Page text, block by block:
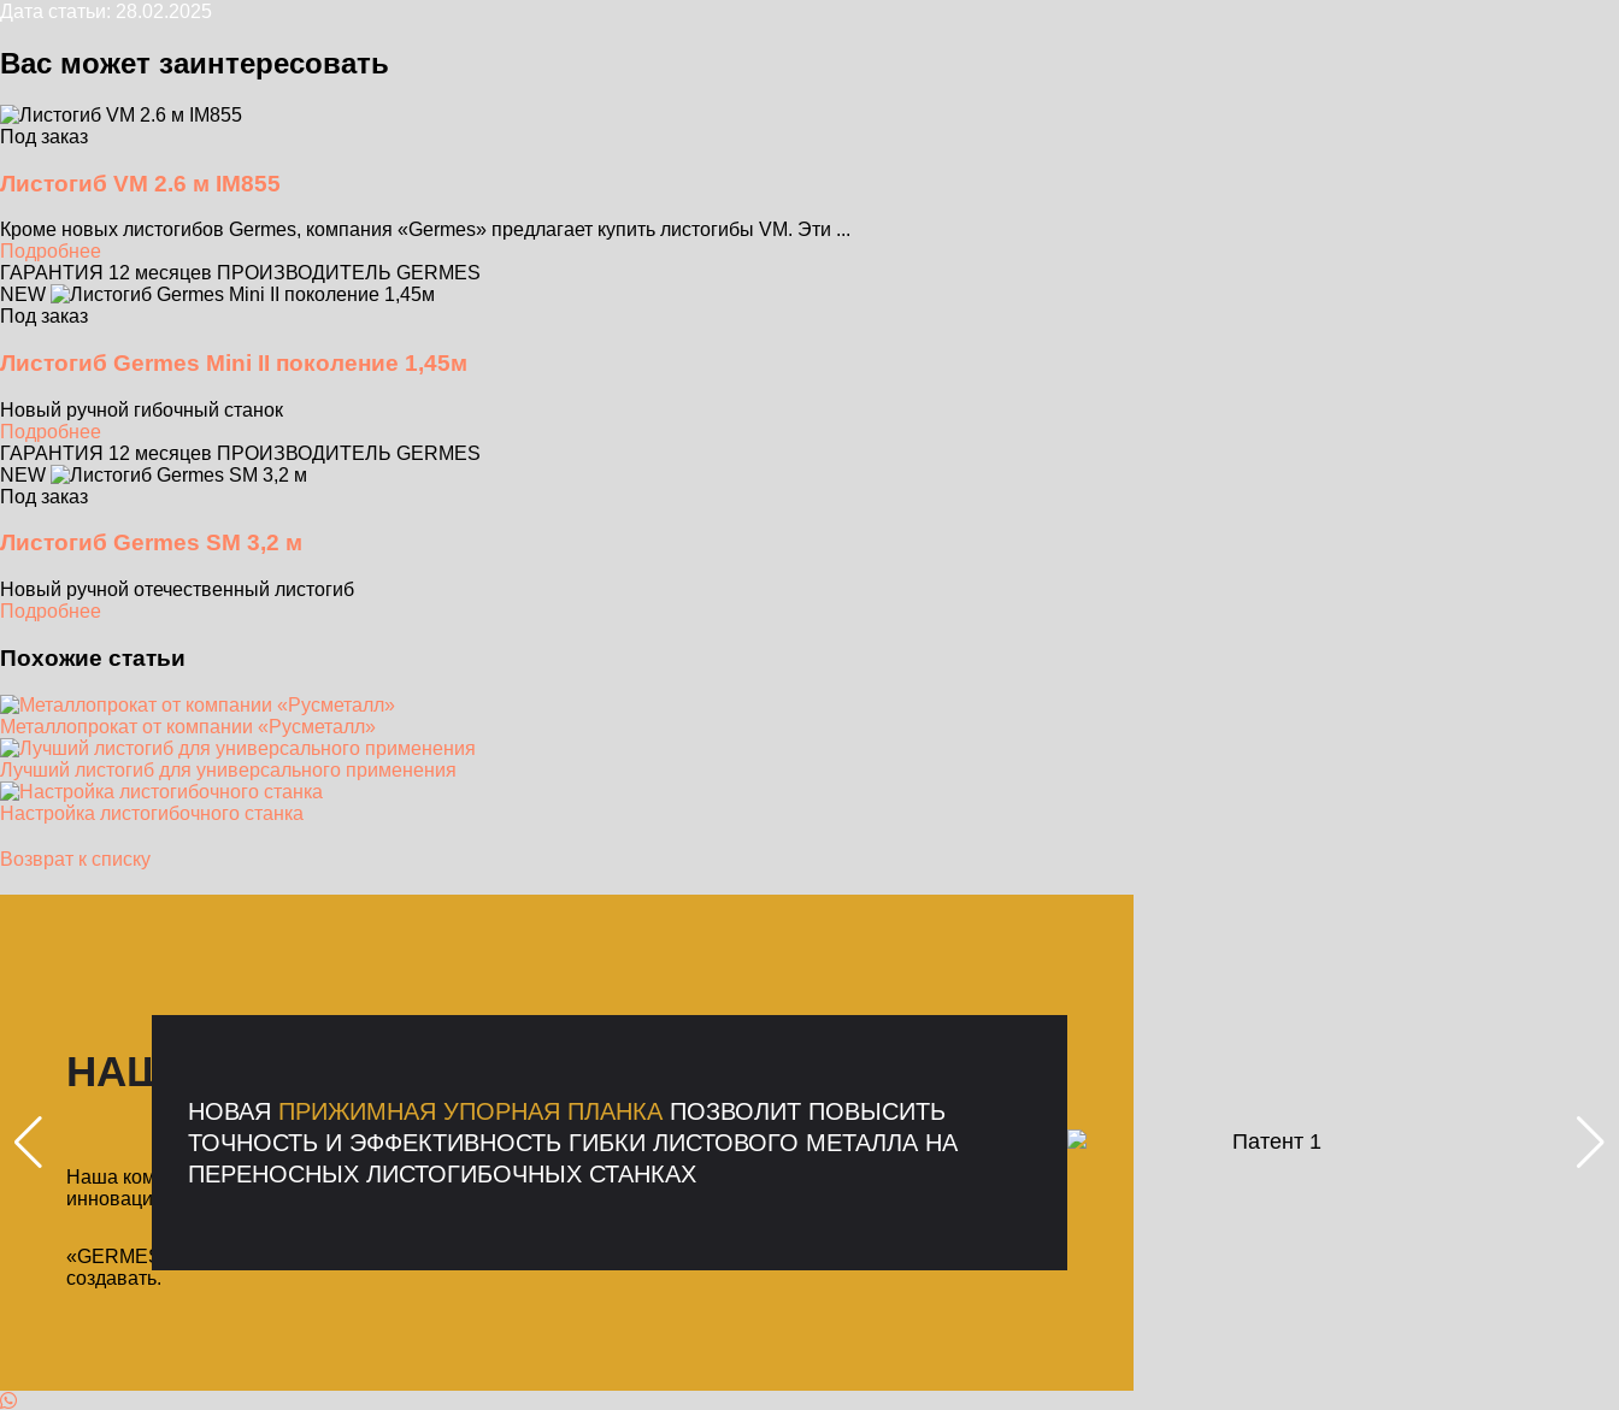
Дата статьи: 28.02.2025
Вас может заинтересовать
Под заказ
Листогиб VM 2.6 м IM855
Кроме новых листогибов Germes, компания «Germes» предлагает купить листогибы VM. Эти ...
Подробнее
ГАРАНТИЯ 12 месяцев ПРОИЗВОДИТЕЛЬ GERMES
NEW
Под заказ
Листогиб Germes Mini II поколение 1,45м
Новый ручной гибочный станок
Подробнее
ГАРАНТИЯ 12 месяцев ПРОИЗВОДИТЕЛЬ GERMES
NEW
Под заказ
Листогиб Germes SM 3,2 м
Новый ручной отечественный листогиб
Подробнее
Похожие статьи
Металлопрокат от компании «Русметалл»
Лучший листогиб для универсального применения
Настройка листогибочного станка
Возврат к списку
НАШИ ПАТЕНТЫ
Наша компания «GERMES» известна не только своими высококачественными продуктами, но и своими
инновационными идеями.
«GERMES» является примером того, как успешное предприятие может не только успешно продавать, но и
создавать.
НОВАЯ ПРИЖИМНАЯ УПОРНАЯ ПЛАНКАПОЗВОЛИТ ПОВЫСИТЬ
ТОЧНОСТЬ И ЭФФЕКТИВНОСТЬ ГИБКИ ЛИСТОВОГО МЕТАЛЛА НА
ПЕРЕНОСНЫХ ЛИСТОГИБОЧНЫХ СТАНКАХ